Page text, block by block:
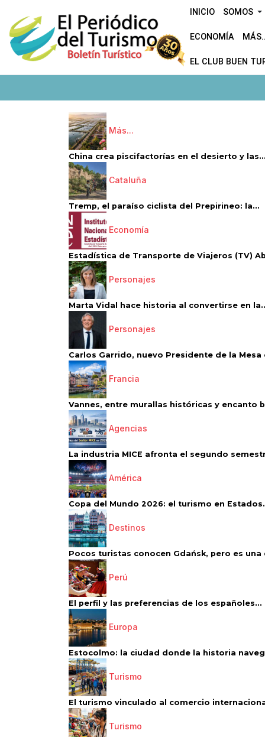
INICIO SOMOS
ECONOMÍA
EL CLUB BUEN
Más...
China crea piscifactorías en el desierto y las...
Cataluña
Tremp, el paraíso ciclista del Prepirineo: la...
Economía
Estadística de Transporte de Viajeros (TV)
Personajes
Marta Vidal hace historia al convertirse en
Personajes
Carlos Garrido, nuevo Presidente de la Mesa
Francia
Vannes, entre murallas históricas y encanto
Agencias
La industria MICE afronta el segundo
América
Copa del Mundo 2026: el turismo en
Destinos
Pocos turistas conocen Gdańsk, pero es una
Perú
El perfil y las preferencias de los españoles...
Europa
Estocolmo: la ciudad donde la historia
Turismo
El turismo vinculado al comercio
Turismo